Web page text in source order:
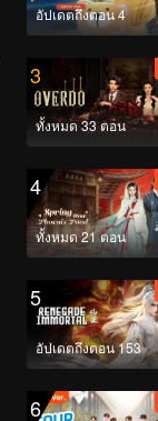
อัปเดตถึงตอน 4
3
ทั้งหมด 33 ตอน
4
ทั้งหมด 21 ตอน
5
อัปเดตถึงตอน 153
6